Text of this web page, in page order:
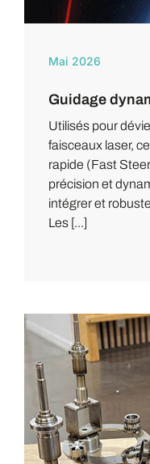
Mai 2026
Guidage
Utilisés pour
faisceaux laser,
rapide (Fast
précision et
intégrer et
Les [...]